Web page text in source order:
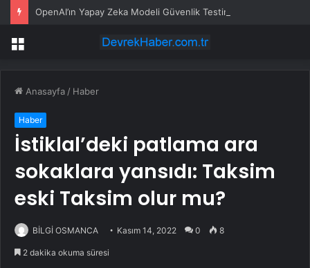
Menü
Anasayfa / Haber
Haber
İstiklal’deki patlama ara
sokaklara yansıdı: Taksim
eski Taksim olur mu?
BİLGİ OSMANCA Kasım 14, 2022 0 8
2 dakika okuma süresi